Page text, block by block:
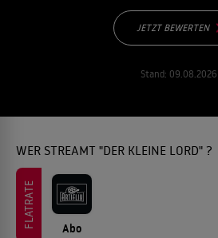
JETZT BEWERTEN
Stand: 09.08.2026
WER STREAMT "DER KLEINE LORD" ?
FLATRATE Abo